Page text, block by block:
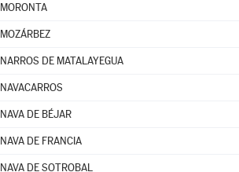
MORONTA
MOZÁRBEZ
NARROS DE MATALAYEGUA
NAVACARROS
NAVA DE BÉJAR
NAVA DE FRANCIA
NAVA DE SOTROBAL